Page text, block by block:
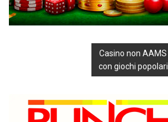
Casino non AAMS
con giochi popolari